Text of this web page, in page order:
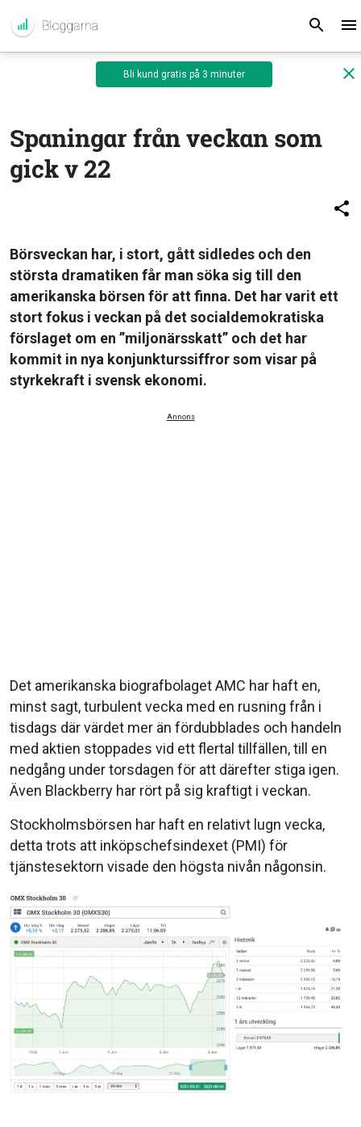
Bli kund gratis på 3 minuter
Spaningar från veckan som
gick v 22
Börsveckan har, i stort, gått sidledes och den
största dramatiken får man söka sig till den
amerikanska börsen för att finna. Det har varit ett
stort fokus i veckan på det socialdemokratiska
förslaget om en ”miljonärsskatt” och det har
kommit in nya konjunkturssiffror som visar på
styrkekraft i svensk ekonomi.
Annons
Det amerikanska biografbolaget AMC har haft en,
minst sagt, turbulent vecka med en rusning från i
tisdags där värdet mer än fördubblades och handeln
med aktien stoppades vid ett flertal tillfällen, till en
nedgång under torsdagen för att därefter stiga igen.
Även Blackberry har rört på sig kraftigt i veckan.
Stockholmsbörsen har haft en relativt lugn vecka,
detta trots att inköpschefsindexet (PMI) för
tjänstesektorn visade den högsta nivån någonsin.